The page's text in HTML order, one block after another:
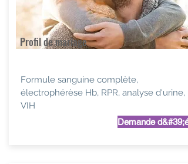
Profil de mariage
Formule sanguine complète,
électrophérèse Hb, RPR, analyse d'urine,
VIH
Demande